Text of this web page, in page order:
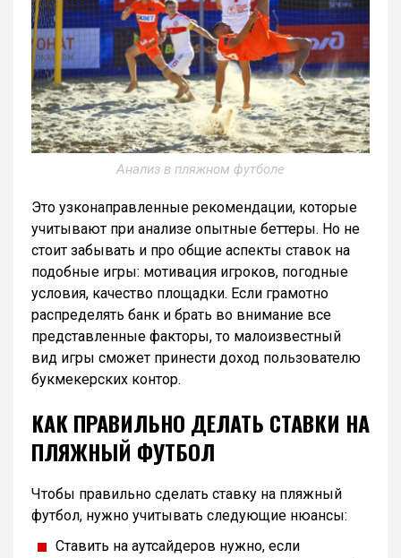
Анализ в пляжном футболе
Это узконаправленные рекомендации, которые
учитывают при анализе опытные беттеры. Но не
стоит забывать и про общие аспекты ставок на
подобные игры: мотивация игроков, погодные
условия, качество площадки. Если грамотно
распределять банк и брать во внимание все
представленные факторы, то малоизвестный
вид игры сможет принести доход пользователю
букмекерских контор.
КАК ПРАВИЛЬНО ДЕЛАТЬ СТАВКИ НА
ПЛЯЖНЫЙ ФУТБОЛ
Чтобы правильно сделать ставку на пляжный
футбол, нужно учитывать следующие нюансы:
Ставить на аутсайдеров нужно, если